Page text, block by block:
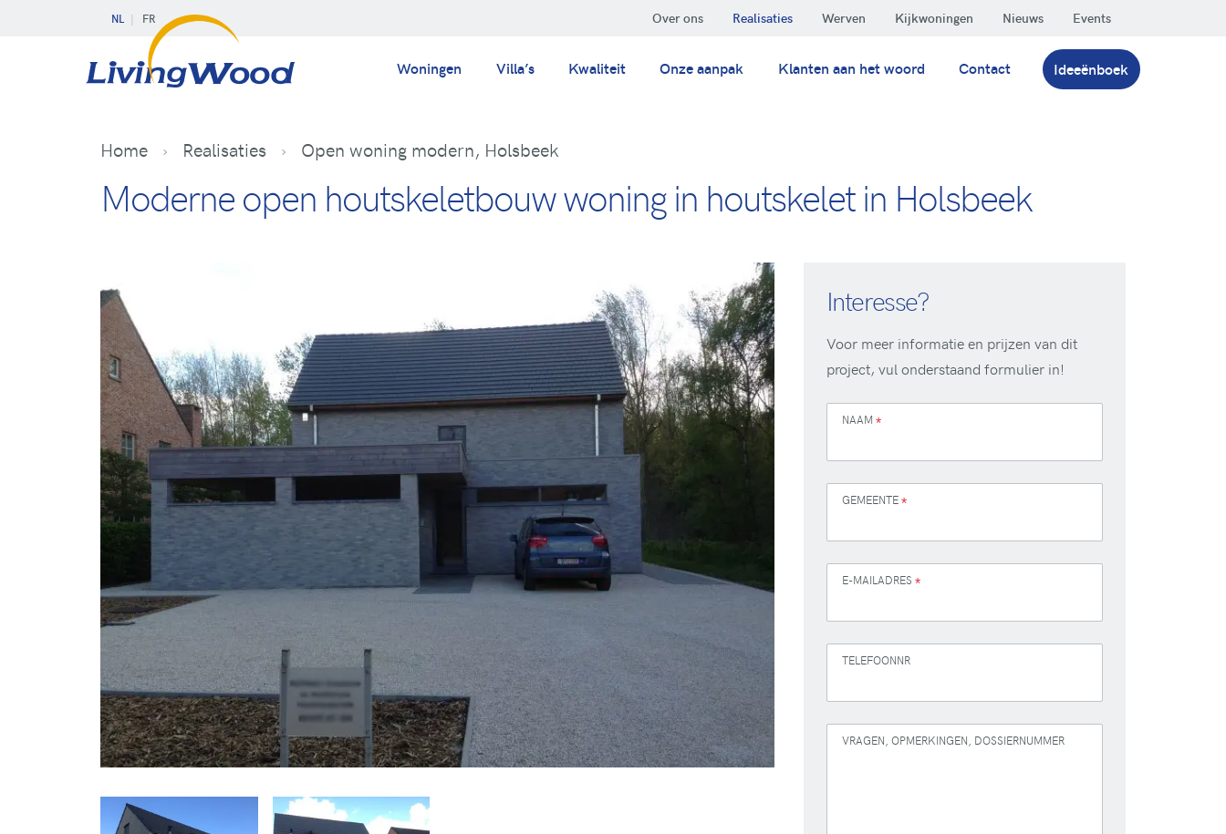
NL FR Over ons Realisaties Werven Kijkwoningen Nieuws Events
Woningen Villa’s Kwaliteit Onze aanpak Klanten aan het woord Contact Ideeënboek
Home Realisaties Open woning modern, Holsbeek
Moderne open houtskeletbouw woning in houtskelet in Holsbeek
Interesse?
Voor meer informatie en prijzen van dit
project, vul onderstaand formulier in!
NAAM *
GEMEENTE*
E-MAILADRES *
TELEFOONNR
VRAGEN, OPMERKINGEN, DOSSIERNUMMER